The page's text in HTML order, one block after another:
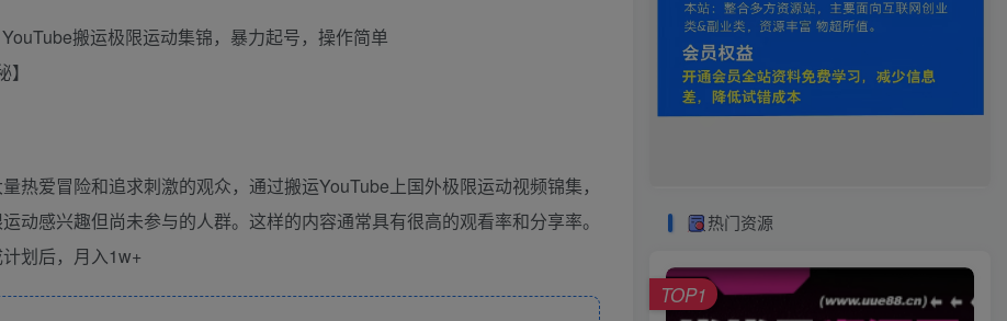
热爱冒险和追求刺激的观众，通过搬运YouTube上国外极限运动视频锦集，
动感兴趣但尚未参与的人群。这样的内容通常具有很高的观看率和分享率。
划后，月入1w+
热门资源
TOP1